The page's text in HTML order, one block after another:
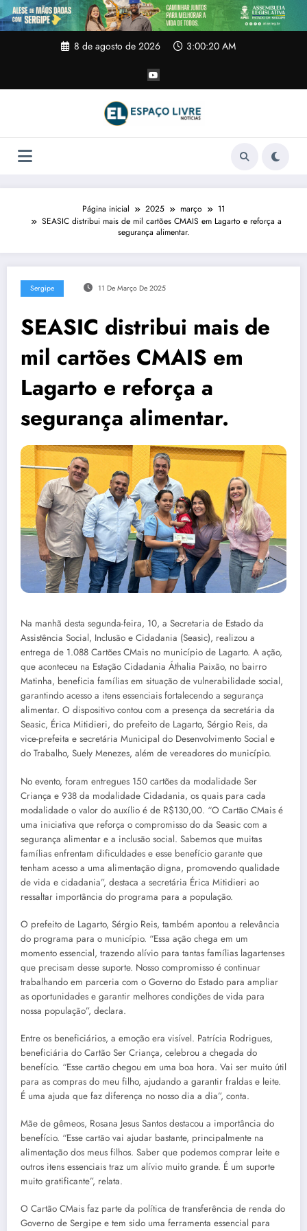
Pular
para
o
8 de agosto de 2026 3:00:21 AM
Página inicial 2025 março
11
SEASIC distribui mais de mil cartões CMAIS em Lagarto e reforça a
segurança alimentar.
Sergipe 11 De Março De 2025
SEASIC distribui mais de
mil cartões CMAIS em
Lagarto e reforça a
segurança alimentar.
Na manhã desta segunda-feira, 10, a Secretaria de Estado da
Assistência Social, Inclusão e Cidadania (Seasic), realizou a
entrega de 1.088 Cartões CMais no município de Lagarto. A ação,
que aconteceu na Estação Cidadania Áthalia Paixão, no bairro
Matinha, beneficia famílias em situação de vulnerabilidade social,
garantindo acesso a itens essenciais fortalecendo a segurança
alimentar. O dispositivo contou com a presença da secretária da
Seasic, Érica Mitidieri, do prefeito de Lagarto, Sérgio Reis, da
vice-prefeita e secretária Municipal do Desenvolvimento Social e
do Trabalho, Suely Menezes, além de vereadores do município.
No evento, foram entregues 150 cartões da modalidade Ser
Criança e 938 da modalidade Cidadania, os quais para cada
modalidade o valor do auxílio é de R$130,00. “O Cartão CMais é
uma iniciativa que reforça o compromisso do da Seasic com a
segurança alimentar e a inclusão social. Sabemos que muitas
famílias enfrentam dificuldades e esse benefício garante que
tenham acesso a uma alimentação digna, promovendo qualidade
de vida e cidadania”, destaca a secretária Érica Mitidieri ao
ressaltar importância do programa para a população.
O prefeito de Lagarto, Sérgio Reis, também apontou a relevância
do programa para o município. “Essa ação chega em um
momento essencial, trazendo alívio para tantas famílias lagartenses
que precisam desse suporte. Nosso compromisso é continuar
trabalhando em parceria com o Governo do Estado para ampliar
as oportunidades e garantir melhores condições de vida para
nossa população”, declara.
Entre os beneficiários, a emoção era visível. Patrícia Rodrigues,
beneficiária do Cartão Ser Criança, celebrou a chegada do
benefício. “Esse cartão chegou em uma boa hora. Vai ser muito útil
para as compras do meu filho, ajudando a garantir fraldas e leite.
É uma ajuda que faz diferença no nosso dia a dia”, conta.
Mãe de gêmeos, Rosana Jesus Santos destacou a importância do
benefício. “Esse cartão vai ajudar bastante, principalmente na
alimentação dos meus filhos. Saber que podemos comprar leite e
outros itens essenciais traz um alívio muito grande. É um suporte
muito gratificante”, relata.
O Cartão CMais faz parte da política de transferência de renda do
Governo de Sergipe e tem sido uma ferramenta essencial para